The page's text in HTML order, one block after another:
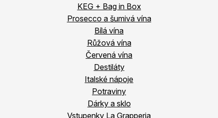
KEG + Bag in Box
Prosecco a šumivá vína
Bílá vína
Růžová vína
Červená vína
Destiláty
Italské nápoje
Potraviny
Dárky a sklo
Vstupenky La Grapperia